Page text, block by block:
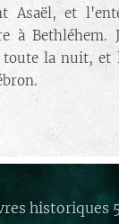
Asaël, et
à Bethléhem.
la nuit, et
historiques